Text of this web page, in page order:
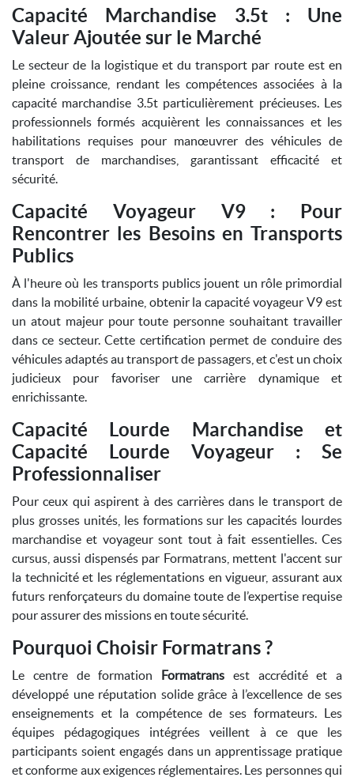
Capacité Marchandise 3.5t : Une
Valeur Ajoutée sur le Marché
Le secteur de la logistique et du transport par route est en
pleine croissance, rendant les compétences associées à la
capacité marchandise 3.5t particulièrement précieuses. Les
professionnels formés acquièrent les connaissances et les
habilitations requises pour manœuvrer des véhicules de
transport de marchandises, garantissant efficacité et
sécurité.
Capacité Voyageur V9 : Pour
Rencontrer les Besoins en Transports
Publics
À l'heure où les transports publics jouent un rôle primordial
dans la mobilité urbaine, obtenir la capacité voyageur V9 est
un atout majeur pour toute personne souhaitant travailler
dans ce secteur. Cette certification permet de conduire des
véhicules adaptés au transport de passagers, et c'est un choix
judicieux pour favoriser une carrière dynamique et
enrichissante.
Capacité Lourde Marchandise et
Capacité Lourde Voyageur : Se
Professionnaliser
Pour ceux qui aspirent à des carrières dans le transport de
plus grosses unités, les formations sur les capacités lourdes
marchandise et voyageur sont tout à fait essentielles. Ces
cursus, aussi dispensés par Formatrans, mettent l'accent sur
la technicité et les réglementations en vigueur, assurant aux
futurs renforçateurs du domaine toute de l’expertise requise
pour assurer des missions en toute sécurité.
Pourquoi Choisir Formatrans ?
Le centre de formation Formatrans est accrédité et a
développé une réputation solide grâce à l’excellence de ses
enseignements et la compétence de ses formateurs. Les
équipes pédagogiques intégrées veillent à ce que les
participants soient engagés dans un apprentissage pratique
et conforme aux exigences réglementaires. Les personnes qui